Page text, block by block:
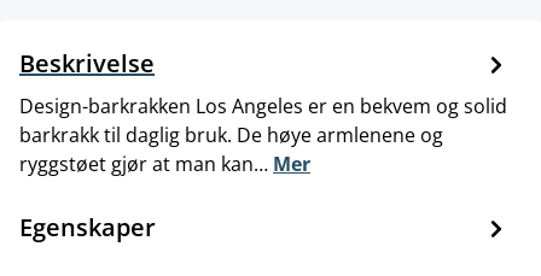
Beskrivelse
Design-barkrakken Los Angeles er en bekvem og solid
barkrakk til daglig bruk. De høye armlenene og
ryggstøet gjør at man kan… Mer
Egenskaper